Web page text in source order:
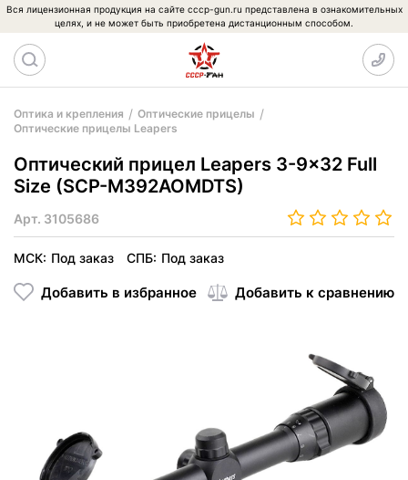
Вся лицензионная продукция на сайте cccp-gun.ru представлена в ознакомительных
целях, и не может быть приобретена дистанционным способом.
Оптика и крепления
Оптические прицелы
Оптические прицелы Leapers
Оптический прицел Leapers 3-9x32 Full
Size (SCP-M392AOMDTS)
Арт. 3105686
МСК: Под заказ СПБ: Под заказ
Добавить в избранное Добавить к сравнению